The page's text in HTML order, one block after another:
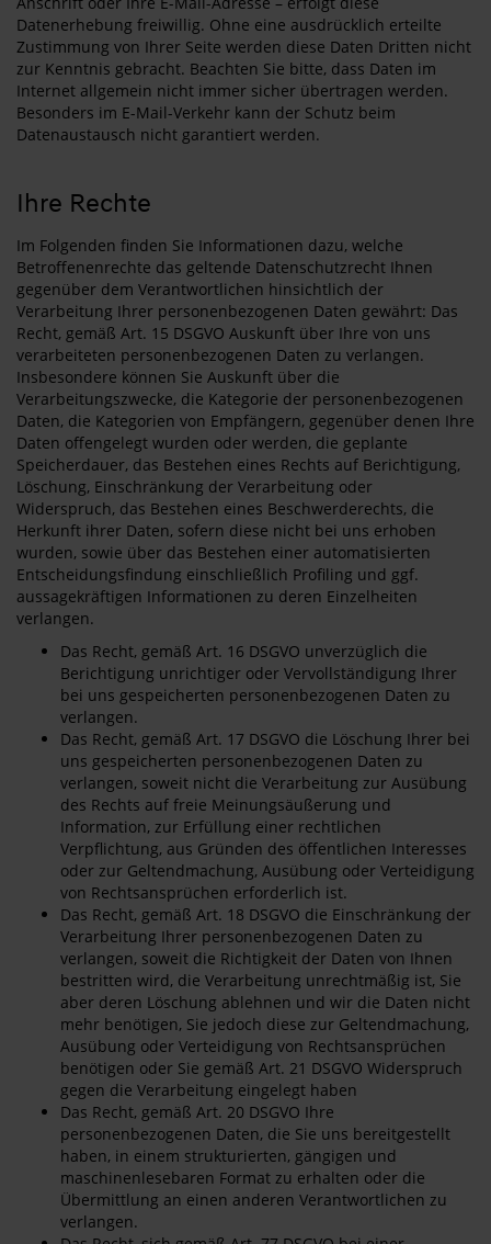
Datenerhebung freiwillig. Ohne eine ausdrücklich erteilte
Zustimmung von Ihrer Seite werden diese Daten Dritten nicht
zur Kenntnis gebracht. Beachten Sie bitte, dass Daten im
Internet allgemein nicht immer sicher übertragen werden.
Besonders im E-Mail-Verkehr kann der Schutz beim
Datenaustausch nicht garantiert werden.
Ihre Rechte
Im Folgenden finden Sie Informationen dazu, welche
Betroffenenrechte das geltende Datenschutzrecht Ihnen
gegenüber dem Verantwortlichen hinsichtlich der
Verarbeitung Ihrer personenbezogenen Daten gewährt: Das
Recht, gemäß Art. 15 DSGVO Auskunft über Ihre von uns
verarbeiteten personenbezogenen Daten zu verlangen.
Insbesondere können Sie Auskunft über die
Verarbeitungszwecke, die Kategorie der personenbezogenen
Daten, die Kategorien von Empfängern, gegenüber denen Ihre
Daten offengelegt wurden oder werden, die geplante
Speicherdauer, das Bestehen eines Rechts auf Berichtigung,
Löschung, Einschränkung der Verarbeitung oder
Widerspruch, das Bestehen eines Beschwerderechts, die
Herkunft ihrer Daten, sofern diese nicht bei uns erhoben
wurden, sowie über das Bestehen einer automatisierten
Entscheidungsfindung einschließlich Profiling und ggf.
aussagekräftigen Informationen zu deren Einzelheiten
verlangen.
Das Recht, gemäß Art. 16 DSGVO unverzüglich die
Berichtigung unrichtiger oder Vervollständigung Ihrer
bei uns gespeicherten personenbezogenen Daten zu
verlangen.
Das Recht, gemäß Art. 17 DSGVO die Löschung Ihrer bei
uns gespeicherten personenbezogenen Daten zu
verlangen, soweit nicht die Verarbeitung zur Ausübung
des Rechts auf freie Meinungsäußerung und
Information, zur Erfüllung einer rechtlichen
Verpflichtung, aus Gründen des öffentlichen Interesses
oder zur Geltendmachung, Ausübung oder Verteidigung
von Rechtsansprüchen erforderlich ist.
Das Recht, gemäß Art. 18 DSGVO die Einschränkung der
Verarbeitung Ihrer personenbezogenen Daten zu
verlangen, soweit die Richtigkeit der Daten von Ihnen
bestritten wird, die Verarbeitung unrechtmäßig ist, Sie
aber deren Löschung ablehnen und wir die Daten nicht
mehr benötigen, Sie jedoch diese zur Geltendmachung,
Ausübung oder Verteidigung von Rechtsansprüchen
benötigen oder Sie gemäß Art. 21 DSGVO Widerspruch
gegen die Verarbeitung eingelegt haben
Das Recht, gemäß Art. 20 DSGVO Ihre
personenbezogenen Daten, die Sie uns bereitgestellt
haben, in einem strukturierten, gängigen und
maschinenlesebaren Format zu erhalten oder die
Übermittlung an einen anderen Verantwortlichen zu
verlangen.